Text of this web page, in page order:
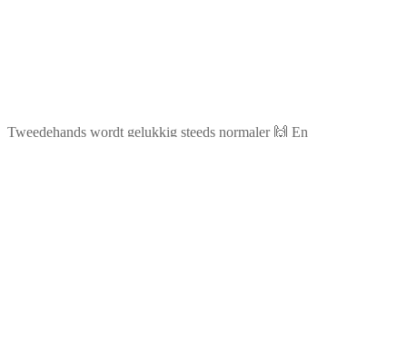
Tweedehands wordt gelukkig steeds normaler 🙌 En